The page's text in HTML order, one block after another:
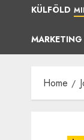
KÜLFÖLD
MARKETING
Home